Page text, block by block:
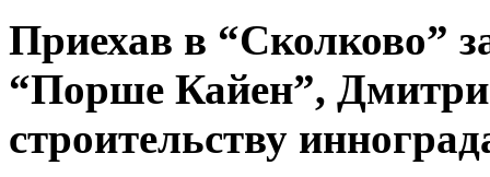
Приехав в “Сколково”
“Порше Кайен”,
строительству